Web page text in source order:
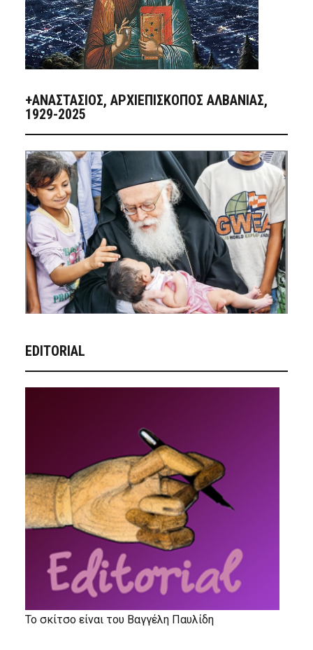
+ΑΝΑΣΤΆΣΙΟΣ, ΑΡΧΙΕΠΊΣΚΟΠΟΣ ΑΛΒΑΝΊΑΣ,
1929-2025
EDITORIAL
Το σκίτσο είναι του Βαγγέλη Παυλίδη